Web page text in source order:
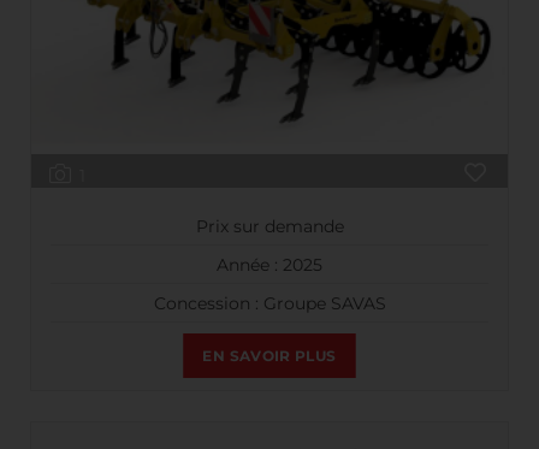
Prix sur demande
Année : 2025
Concession : Groupe SAVAS
EN SAVOIR PLUS